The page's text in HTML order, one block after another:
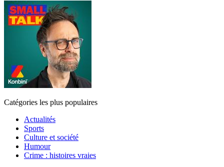
Catégories les plus populaires
Actualités
Sports
Culture et société
Humour
Crime : histoires vraies